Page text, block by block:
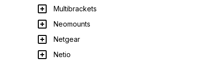
Multibrackets
Neomounts
Netgear
Netio